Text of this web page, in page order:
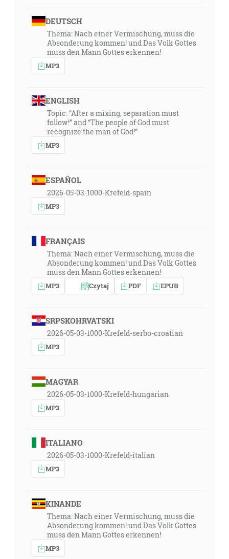
DEUTSCH
Thema: Nach einer Vermischung, muss die
Absonderung kommen! und Das Volk Gottes
muss den Mann Gottes erkennen!
MP3
ENGLISH
Topic: “After a mixing, separation must
follow!” and “The people of God must
recognize the man of God!”
MP3
ESPAÑOL
2026-05-03-1000-Krefeld-spain
MP3
FRANÇAIS
Thema: Nach einer Vermischung, muss die
Absonderung kommen! und Das Volk Gottes
muss den Mann Gottes erkennen!
MP3 Czytaj PDF EPUB
SRPSKOHRVATSKI
2026-05-03-1000-Krefeld-serbo-croatian
MP3
MAGYAR
2026-05-03-1000-Krefeld-hungarian
MP3
ITALIANO
2026-05-03-1000-Krefeld-italian
MP3
KINANDE
Thema: Nach einer Vermischung, muss die
Absonderung kommen! und Das Volk Gottes
muss den Mann Gottes erkennen!
MP3